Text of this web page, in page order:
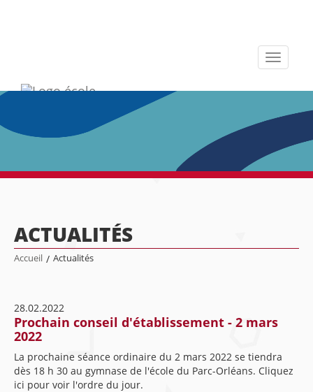
Toggle
ACTUALITÉS
Accueil / Actualités
28.02.2022
Prochain conseil d'établissement - 2 mars
2022
La prochaine séance ordinaire du 2 mars 2022 se tiendra
dès 18 h 30 au gymnase de l'école du Parc-Orléans. Cliquez
ici pour voir l'ordre du jour.